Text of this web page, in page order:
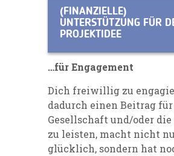
(FINANZIELLE)
UNTERSTÜTZUNG FÜR
PROJEKTIDEE
…für Engagement
Dich freiwillig zu
dadurch einen Beitrag
Gesellschaft und/oder
zu leisten, macht nicht
glücklich, sondern hat